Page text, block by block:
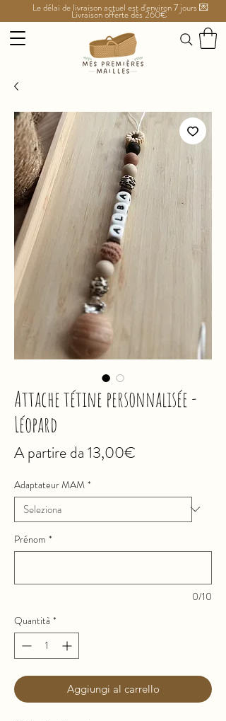
Le délai de livraison actuel est d'environ 7 jours 💌
Livraison offerte dès 260€
Attache tétine personnalisée -
Léopard
A partire da13,00€
Adaptateur MAM *
Prénom *
0/10
Quantità *
Aggiungi al carrello